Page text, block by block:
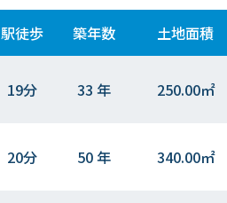
駅徒歩 築年数 土地面積
19分 33 年 250.00㎡
20分 50 年 340.00㎡